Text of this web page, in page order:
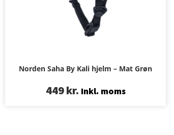
Norden Saha By Kali hjelm – Mat Grøn
449kr. Inkl. moms